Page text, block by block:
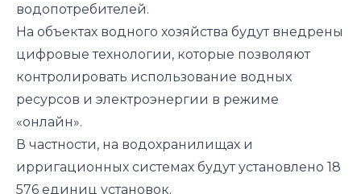
водопотребителей.
На объектах водного хозяйства будут внедрены
цифровые технологии, которые позволяют
контролировать использование водных
ресурсов и электроэнергии в режиме
«онлайн».
В частности, на водохранилищах и
ирригационных системах будут установлено 18
576 единиц установок.